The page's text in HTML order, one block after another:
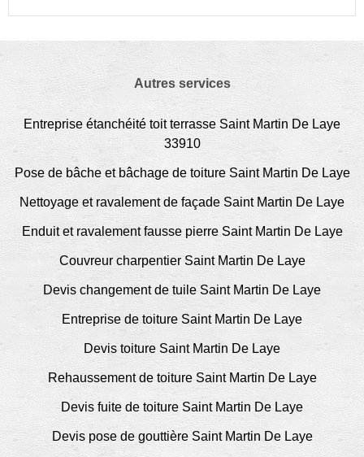
Autres services
Entreprise étanchéité toit terrasse Saint Martin De Laye
33910
Pose de bâche et bâchage de toiture Saint Martin De Laye
Nettoyage et ravalement de façade Saint Martin De Laye
Enduit et ravalement fausse pierre Saint Martin De Laye
Couvreur charpentier Saint Martin De Laye
Devis changement de tuile Saint Martin De Laye
Entreprise de toiture Saint Martin De Laye
Devis toiture Saint Martin De Laye
Rehaussement de toiture Saint Martin De Laye
Devis fuite de toiture Saint Martin De Laye
Devis pose de gouttière Saint Martin De Laye